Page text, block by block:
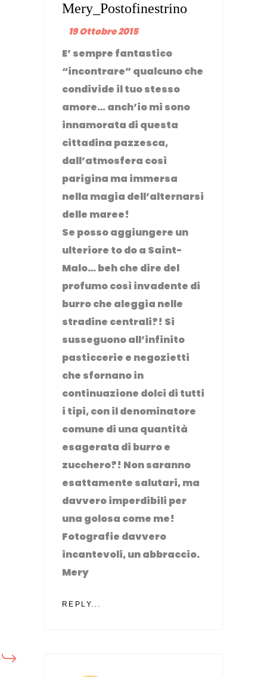
Mery_Postofinestrino
19 Ottobre 2015
E’ sempre fantastico
“incontrare” qualcuno che
condivide il tuo stesso
amore… anch’io mi sono
innamorata di questa
cittadina pazzesca,
dall’atmosfera così
parigina ma immersa
nella magia dell’alternarsi
delle maree!
Se posso aggiungere un
ulteriore to do a Saint-
Malo… beh che dire del
profumo così invadente di
burro che aleggia nelle
stradine centrali?! Si
susseguono all’infinito
pasticcerie e negozietti
che sfornano in
continuazione dolci di tutti
i tipi, con il denominatore
comune di una quantità
esagerata di burro e
zucchero?! Non saranno
esattamente salutari, ma
davvero imperdibili per
una golosa come me!
Fotografie davvero
incantevoli, un abbraccio.
Mery
REPLY...